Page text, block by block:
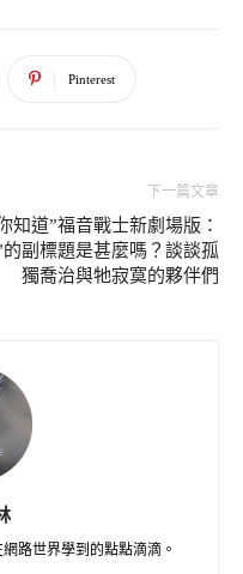
Pinterest
下一篇文章
知道”福音戰士新劇場版：
的副標題是甚麼嗎？談談孤
獨喬治與牠寂寞的夥伴們
路世界學到的點點滴滴。